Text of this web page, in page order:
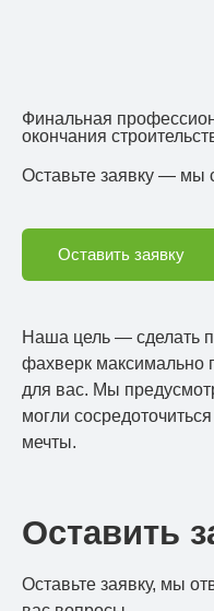
Финальная
окончания
Оставьте заявку — мы
Оставить заявку
Наша цель — сделать
фахверк максимально
для вас. Мы
могли
мечты.
Оставить
Оставьте заявку, мы